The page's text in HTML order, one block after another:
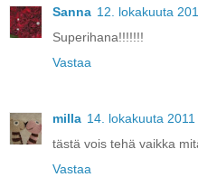
Sanna 12. lokakuuta
Superihana!!!!!!!
Vastaa
milla 14. lokakuuta
tästä vois tehä vaikka
Vastaa